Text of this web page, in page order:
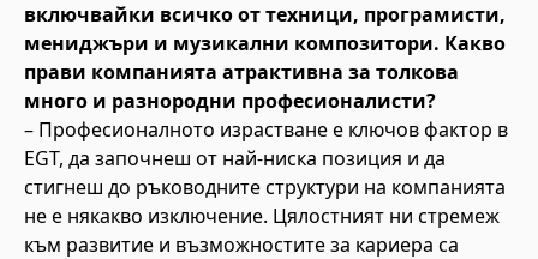
включвайки всичко от техници, програмисти,
мениджъри и музикални композитори. Какво
прави компанията атрактивна за толкова
много и разнородни професионалисти?
– Професионалното израстване е ключов фактор в
EGT, да започнеш от най-ниска позиция и да
стигнеш до ръководните структури на компанията
не е някакво изключение. Цялостният ни стремеж
към развитие и възможностите за кариера са